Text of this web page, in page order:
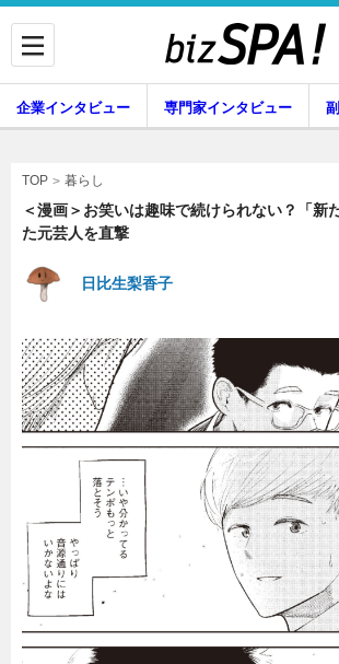
専門
副業
グルメ
暮らし
連載一覧
企業インタビュー 専門家インタビュー
TOP 暮らし
＜漫画＞お笑いは趣味で続けられない？「新
た元芸人を直撃
日比生梨香子